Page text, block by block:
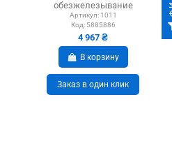
обезжелезывание
Артикул: 1011
Код: 5885886
4 967 ₴
В корзину
Заказ в один клик